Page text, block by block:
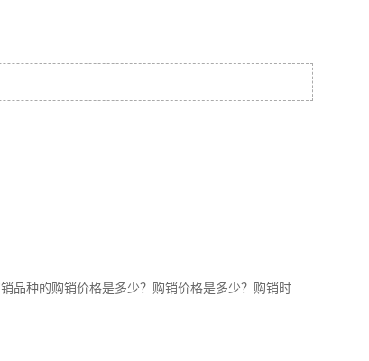
品种的购销价格是多少？购销价格是多少？购销时